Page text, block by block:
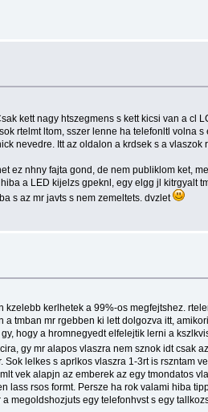
kett nagy htszegmens s kett kicsi van a cl
rtelmt ltom, sszer lenne ha telefonltl volna
nevedre. Itt az oldalon a krdsek s a vlaszok
ez nhny fajta gond, de nem publiklom ket,
a LED kijelzs gpeknl, egy elgg jl kitrgyalt
s az mr javts s nem zemeltets. dvzlet
kerlhetek a 99%-os megfejtshez.
tmban mr rgebben ki lett dolgozva itt,
hogy a hromnegyedt elfelejtik lerni a
gy mr alapos vlaszra nem sznok idt csak
lelkes s aprlkos vlaszra 1-3rt is rszntam
vek alapjn az emberek az egy tmondatos
lass rsos formt. Persze ha rok valami hiba
megoldshozjuts egy telefonhvst s egy